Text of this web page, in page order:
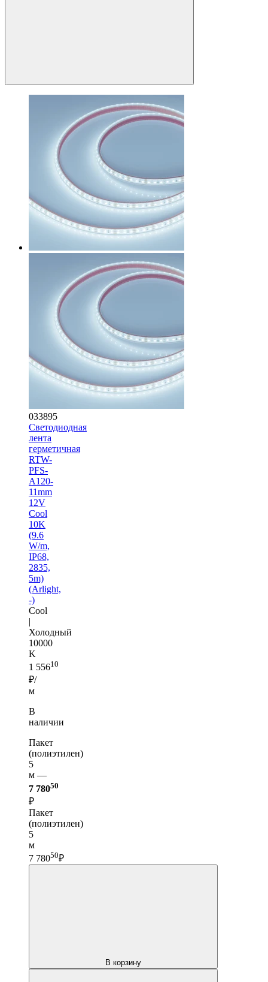
033895
Светодиодная
лента
герметичная
RTW-
PFS-
A120-
11mm
12V
Cool
10K
(9.6
W/m,
IP68,
2835,
5m)
(Arlight,
-)
Cool
|
Холодный
10000
K
1 55610
₽/
м
В
наличии
Пакет
(полиэтилен)
5
м —
7 78050
₽
Пакет
(полиэтилен)
5
м
7 78050₽
В корзину